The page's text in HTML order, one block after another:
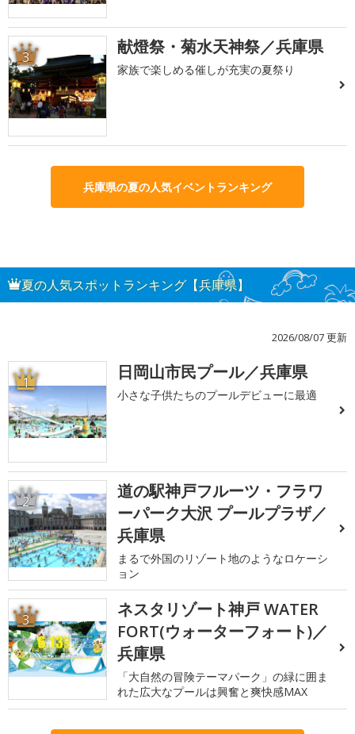
3 献燈祭・菊水天神祭／兵庫県
家族で楽しめる催しが充実の夏祭り
兵庫県の夏の人気イベントランキング
夏の人気スポットランキング【兵庫県】
2026/08/07 更新
1 日岡山市民プール／兵庫県
小さな子供たちのプールデビューに最適
2
道の駅神戸フルーツ・フラワ
ーパーク大沢 プールプラザ／
兵庫県
まるで外国のリゾート地のようなロケーシ
ョン
3
ネスタリゾート神戸 WATER
FORT(ウォーターフォート)／
兵庫県
「大自然の冒険テーマパーク」の緑に囲ま
れた広大なプールは興奮と爽快感MAX